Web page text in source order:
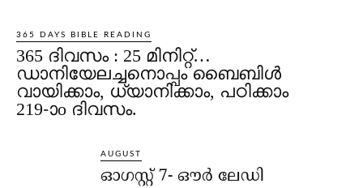
365 DAYS BIBLE READING
365 ദിവസം : 25 മിനിറ്റ്…
ഡാനിയേലച്ചനൊപ്പം ബൈബിൾ
വായിക്കാം, ധ്യാനിക്കാം, പഠിക്കാം
219-ാo ദിവസം.
AUGUST
ഓഗസ്റ്റ് 7- ഔര്‍ ലേഡി